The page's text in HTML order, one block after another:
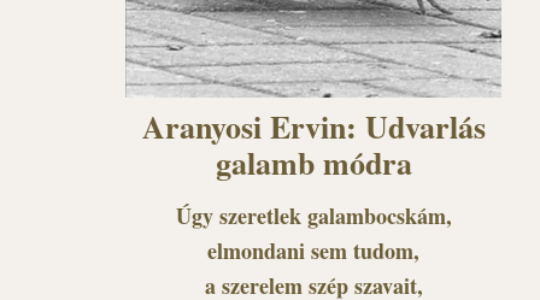
Aranyosi Ervin: Udvarlás
galamb módra
Úgy szeretlek galambocskám,
elmondani sem tudom,
a szerelem szép szavait,